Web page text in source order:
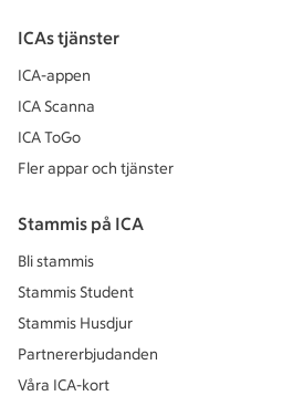
ICAs tjänster
ICA-appen
ICA Scanna
ICA ToGo
Fler appar och tjänster
Stammis på ICA
Bli stammis
Stammis Student
Stammis Husdjur
Partnererbjudanden
Våra ICA-kort